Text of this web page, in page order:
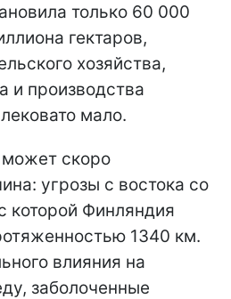
только 60 000
гектаров,
хозяйства,
и производства
мало.
скоро
угрозы с востока со
которой Финляндия
1340 км.
влияния на
заболоченные